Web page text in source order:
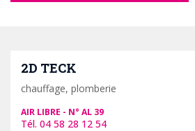
2D TECK
chauffage, plomberie
AIR LIBRE AL 39
04 58 28 12 54